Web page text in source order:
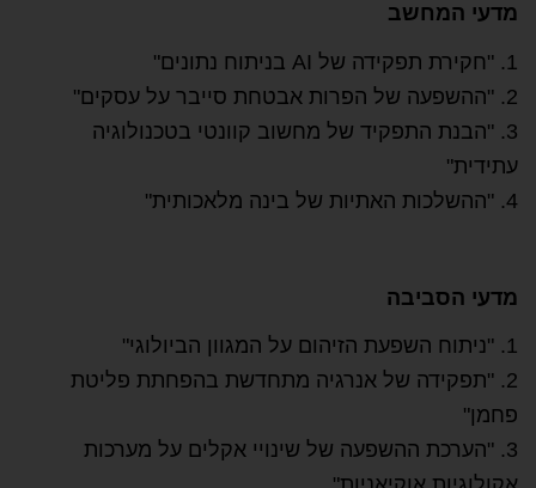
מדעי המחשב
1. "חקירת תפקידה של AI בניתוח נתונים"
2. "ההשפעה של הפרות אבטחת סייבר על עסקים"
3. "הבנת התפקיד של מחשוב קוונטי בטכנולוגיה
עתידית"
4. "ההשלכות האתיות של בינה מלאכותית"
מדעי הסביבה
1. "ניתוח השפעת הזיהום על המגוון הביולוגי"
2. "תפקידה של אנרגיה מתחדשת בהפחתת פליטת
פחמן"
3. "הערכת ההשפעה של שינויי אקלים על מערכות